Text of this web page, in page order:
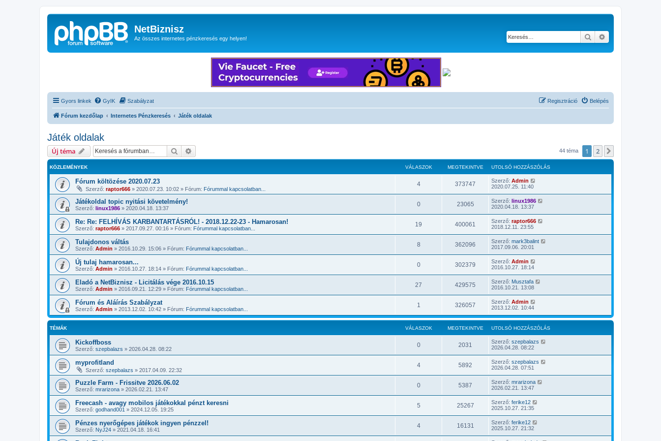
NetBiznisz
Az összes internetes pénzkeresés egy helyen! Keresés
Gyors linkek GyIK Szabályzat Belépés
Regisztráció
Fórum kezdőlap Internetes Pénzkeresés Játék oldalak
Játék oldalak
Új téma Keresés 44 téma 1 2
KÖZLEMÉNYEK VÁLASZOK MEGTEKINTVE UTOLSÓ HOZZÁSZÓLÁS
Fórum költözése 2020.07.23
Szerző: raptor666 » 2020.07.23. 10:02 » Fórum: Fórummal kapcsolatban...
4 373747 Szerző: Admin
2020.07.25. 11:40
Játékoldal topic nyitási követelmény!
Szerző: linux1986 » 2020.04.18. 13:37
0 23065 Szerző: linux1986
2020.04.18. 13:37
Re: Re: FELHÍVÁS KARBANTARTÁSRÓL! - 2018.12.22-23 - Hamarosan!
Szerző: raptor666 » 2017.09.27. 00:16 » Fórum: Fórummal kapcsolatban...
19 400061 Szerző: raptor666
2018.12.11. 23:55
Tulajdonos váltás
Szerző: Admin » 2016.10.29. 15:06 » Fórum: Fórummal kapcsolatban...
8 362096 Szerző: mark3balint
2017.09.06. 20:01
Új tulaj hamarosan...
Szerző: Admin » 2016.10.27. 18:14 » Fórum: Fórummal kapcsolatban...
0 302379 Szerző: Admin
2016.10.27. 18:14
Eladó a NetBiznisz - Licitálás vége 2016.10.15
Szerző: Admin » 2016.09.21. 12:29 » Fórum: Fórummal kapcsolatban...
27 429575 Szerző: Musztafa
2016.10.21. 13:08
Fórum és Aláírás Szabályzat
Szerző: Admin » 2013.12.02. 10:42 » Fórum: Fórummal kapcsolatban...
1 326057 Szerző: Admin
2013.12.02. 10:44
TÉMÁK VÁLASZOK MEGTEKINTVE UTOLSÓ HOZZÁSZÓLÁS
Kickoffboss
Szerző: szepbalazs » 2026.04.28. 08:22
0 2031 Szerző: szepbalazs
2026.04.28. 08:22
myprofitland
Szerző: szepbalazs » 2017.04.09. 22:32
4 5892 Szerző: szepbalazs
2026.04.28. 07:51
Puzzle Farm - Frissitve 2026.06.02
Szerző: mrarizona » 2026.02.21. 13:47
0 5387 Szerző: mrarizona
2026.02.21. 13:47
Freecash - avagy mobilos játékokkal pénzt keresni
Szerző: godhand001 » 2024.12.05. 19:25
5 25267 Szerző: ferike12
2025.10.27. 21:35
Pénzes nyerőgépes játékok ingyen pénzzel!
Szerző: NyJ24 » 2021.04.18. 16:41
4 16131 Szerző: ferike12
2025.10.27. 21:32